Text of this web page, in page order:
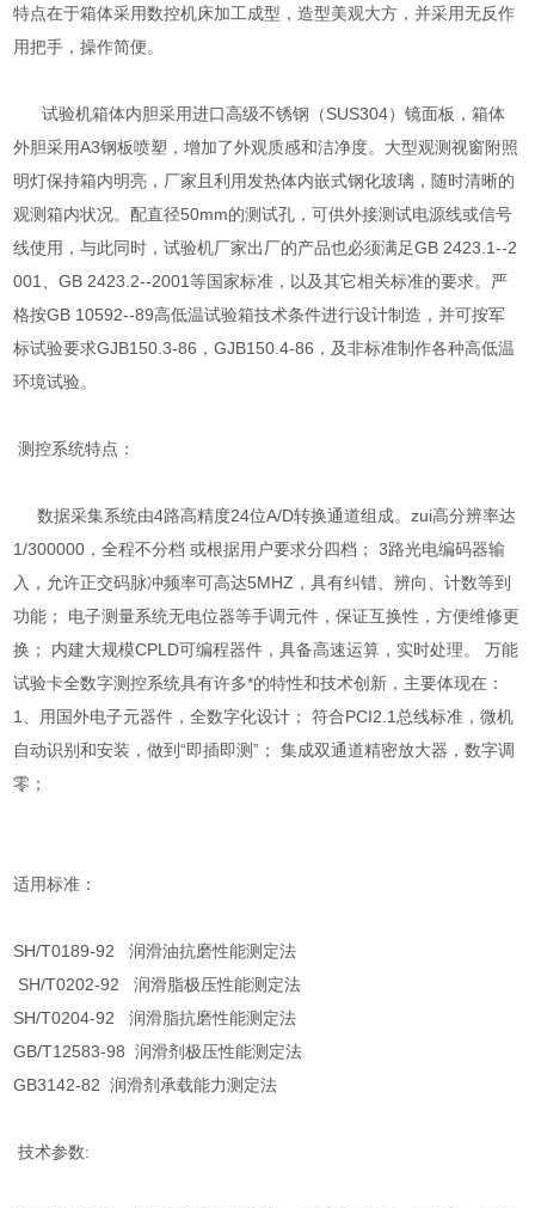
特点在于箱体采用数控机床加工成型，造型美观大方，并采用无反作
用把手，操作简便。
试验机箱体内胆采用进口高级不锈钢（SUS304）镜面板，箱体
外胆采用A3钢板喷塑，增加了外观质感和洁净度。大型观测视窗附照
明灯保持箱内明亮，厂家且利用发热体内嵌式钢化玻璃，随时清晰的
观测箱内状况。配直径50mm的测试孔，可供外接测试电源线或信号
线使用，与此同时，试验机厂家出厂的产品也必须满足GB 2423.1--2
001、GB 2423.2--2001等国家标准，以及其它相关标准的要求。严
格按GB 10592--89高低温试验箱技术条件进行设计制造，并可按军
标试验要求GJB150.3-86，GJB150.4-86，及非标准制作各种高低温
环境试验。
测控系统特点：
数据采集系统由4路高精度24位A/D转换通道组成。zui高分辨率达
1/300000，全程不分档 或根据用户要求分四档； 3路光电编码器输
入，允许正交码脉冲频率可高达5MHZ，具有纠错、辨向、计数等到
功能； 电子测量系统无电位器等手调元件，保证互换性，方便维修更
换； 内建大规模CPLD可编程器件，具备高速运算，实时处理。 万能
试验卡全数字测控系统具有许多*的特性和技术创新，主要体现在：
1、用国外电子元器件，全数字化设计； 符合PCI2.1总线标准，微机
自动识别和安装，做到“即插即测”； 集成双通道精密放大器，数字调
零；
适用标准：
SH/T0189-92 润滑油抗磨性能测定法
SH/T0202-92 润滑脂极压性能测定法
SH/T0204-92 润滑脂抗磨性能测定法
GB/T12583-98 润滑剂极压性能测定法
GB3142-82 润滑剂承载能力测定法
技术参数: